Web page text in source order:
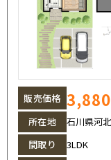
販売価格 3,880
所在地
石川県河
間取り
3LDK